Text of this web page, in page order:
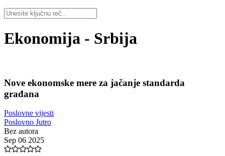
Ekonomija - Srbija
Nove ekonomske mere za jačanje standarda
građana
Poslovne vijesti
Poslovno Jutro
Bez autora
Sep 06 2025